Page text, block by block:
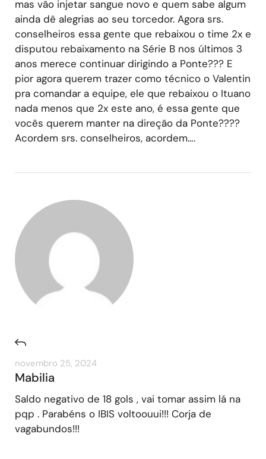
mas vão injetar sangue novo e quem sabe algum
ainda dê alegrias ao seu torcedor. Agora srs.
conselheiros essa gente que rebaixou o time 2x e
disputou rebaixamento na Série B nos últimos 3
anos merece continuar dirigindo a Ponte??? E
pior agora querem trazer como técnico o Valentin
pra comandar a equipe, ele que rebaixou o Ituano
nada menos que 2x este ano, é essa gente que
vocês querem manter na direção da Ponte????
Acordem srs. conselheiros, acordem….
novembro 25, 2024
Mabilia
Saldo negativo de 18 gols , vai tomar assim lá na
pqp . Parabéns o IBIS voltoouui!!! Corja de
vagabundos!!!